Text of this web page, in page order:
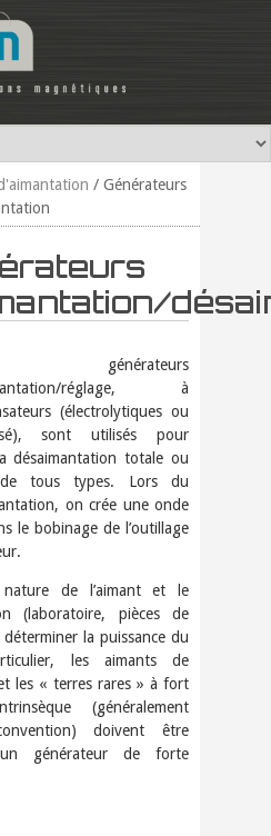
/ Générateurs
réglage, à
(électrolytiques ou
sont utilisés pour
désaimantation totale ou
de tous types. Lors du
on crée une onde
le bobinage de l’outillage
nature de l’aimant et le
(laboratoire, pièces de
la puissance du
les aimants de
les « terres rares » à fort
(généralement
doivent être
un générateur de forte